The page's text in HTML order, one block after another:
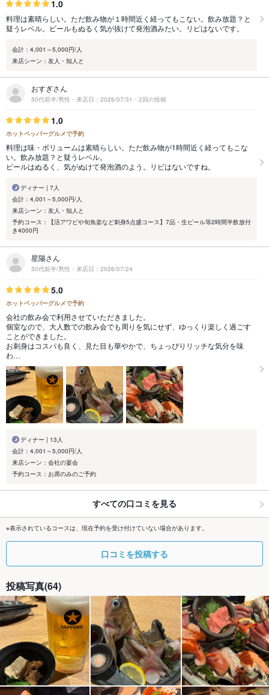
1.0
料理は素晴らしい。ただ飲み物が１時間近く経ってもこない。飲み放題？と
疑うレベル。ビールもぬるく気が抜けて発泡酒みたい。リピはないです。
会計：4,001～5,000円/人
来店シーン：友人・知人と
おすぎさん
50代前半/男性・来店日：2026/07/31・2回の投稿
1.0
ホットペッパーグルメで予約
料理は味・ボリュームは素晴らしい。ただ飲み物が1時間近く経ってもこな
い。飲み放題？と疑うレベル。
ビールはぬるく、気がぬけて発泡酒のよう。リピはないですね。
ディナー | 7人
会計：4,001～5,000円/人
来店シーン：友人・知人と
予約コース：【活アワビや旬魚姿など刺身5点盛コース】7品・生ビール等2時間半飲放付
き4000円
星陽さん
50代前半/男性・来店日：2026/07/24
5.0
ホットペッパーグルメで予約
会社の飲み会で利用させていただきました。
個室なので、大人数での飲み会でも周りを気にせず、ゆっくり楽しく過ごす
ことができました。
お刺身はコスパも良く、見た目も華やかで、ちょっぴりリッチな気分を味
わ…
ディナー | 13人
会計：4,001～5,000円/人
来店シーン：会社の宴会
予約コース：お席のみのご予約
すべての口コミを見る
※表示されているコースは、現在予約を受け付けていない場合があります。
口コミを投稿する
投稿写真(64)